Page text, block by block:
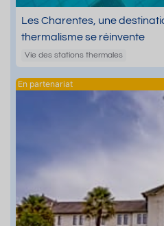
Les Charentes, une
thermalisme se réinvente
Vie des stations thermales